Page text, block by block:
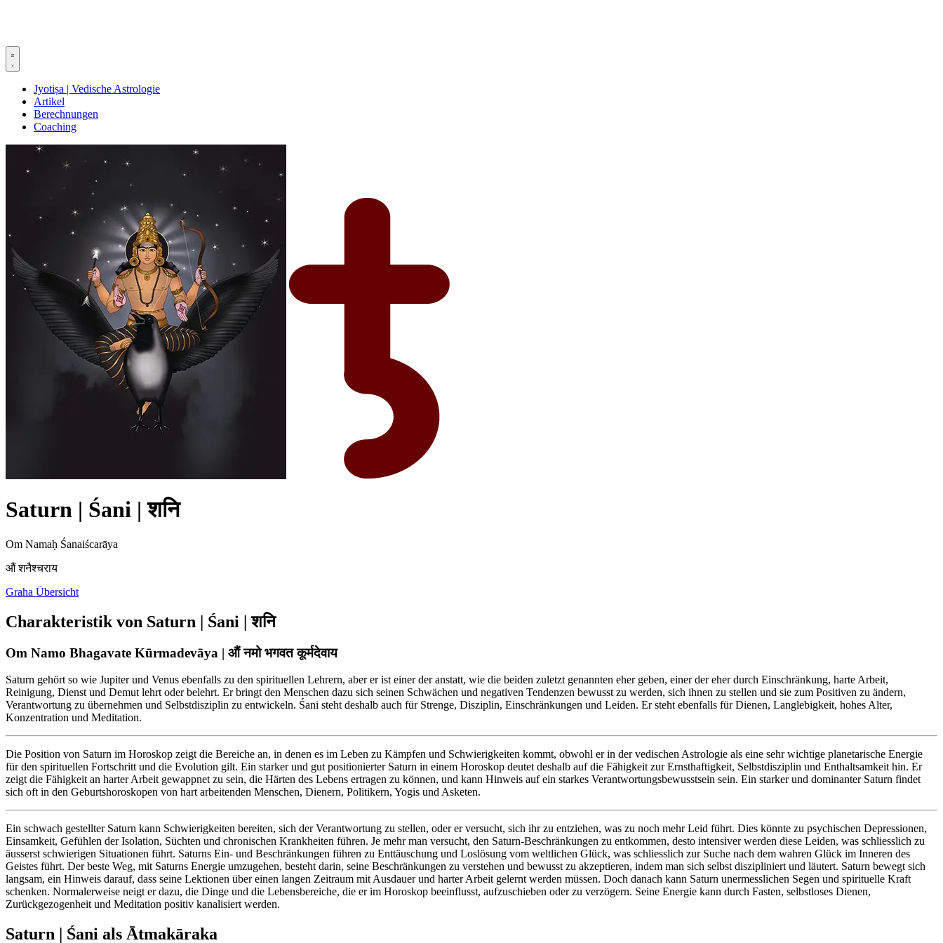
Jyotiṣa | Vedische Astrologie
Artikel
Berechnungen
Coaching
Saturn | Śani | शनि
Om Namaḥ Śanaiścarāya
औं शनैश्चराय
Graha Übersicht
Charakteristik von Saturn | Śani | शनि
Om Namo Bhagavate Kūrmadevāya | औं नमो भगवत कूर्मदेवाय
Saturn gehört so wie Jupiter und Venus ebenfalls zu den spirituellen Lehrern, aber er ist einer der anstatt, wie die beiden zuletzt genannten eher geben, einer der eher durch Einschränkung, harte Arbeit,
Reinigung, Dienst und Demut lehrt oder belehrt. Er bringt den Menschen dazu sich seinen Schwächen und negativen Tendenzen bewusst zu werden, sich ihnen zu stellen und sie zum Positiven zu ändern,
Verantwortung zu übernehmen und Selbstdisziplin zu entwickeln. Śani steht deshalb auch für Strenge, Disziplin, Einschränkungen und Leiden. Er steht ebenfalls für Dienen, Langlebigkeit, hohes Alter,
Konzentration und Meditation.
Die Position von Saturn im Horoskop zeigt die Bereiche an, in denen es im Leben zu Kämpfen und Schwierigkeiten kommt, obwohl er in der vedischen Astrologie als eine sehr wichtige planetarische Energie
für den spirituellen Fortschritt und die Evolution gilt. Ein starker und gut positionierter Saturn in einem Horoskop deutet deshalb auf die Fähigkeit zur Ernsthaftigkeit, Selbstdisziplin und Enthaltsamkeit hin. Er
zeigt die Fähigkeit an harter Arbeit gewappnet zu sein, die Härten des Lebens ertragen zu können, und kann Hinweis auf ein starkes Verantwortungsbewusstsein sein. Ein starker und dominanter Saturn findet
sich oft in den Geburtshoroskopen von hart arbeitenden Menschen, Dienern, Politikern, Yogis und Asketen.
Ein schwach gestellter Saturn kann Schwierigkeiten bereiten, sich der Verantwortung zu stellen, oder er versucht, sich ihr zu entziehen, was zu noch mehr Leid führt. Dies könnte zu psychischen Depressionen,
Einsamkeit, Gefühlen der Isolation, Süchten und chronischen Krankheiten führen. Je mehr man versucht, den Saturn-Beschränkungen zu entkommen, desto intensiver werden diese Leiden, was schliesslich zu
äusserst schwierigen Situationen führt. Saturns Ein- und Beschränkungen führen zu Enttäuschung und Loslösung vom weltlichen Glück, was schliesslich zur Suche nach dem wahren Glück im Inneren des
Geistes führt. Der beste Weg, mit Saturns Energie umzugehen, besteht darin, seine Beschränkungen zu verstehen und bewusst zu akzeptieren, indem man sich selbst diszipliniert und läutert. Saturn bewegt sich
langsam, ein Hinweis darauf, dass seine Lektionen über einen langen Zeitraum mit Ausdauer und harter Arbeit gelernt werden müssen. Doch danach kann Saturn unermesslichen Segen und spirituelle Kraft
schenken. Normalerweise neigt er dazu, die Dinge und die Lebensbereiche, die er im Horoskop beeinflusst, aufzuschieben oder zu verzögern. Seine Energie kann durch Fasten, selbstloses Dienen,
Zurückgezogenheit und Meditation positiv kanalisiert werden.
Saturn | Śani als Ātmakāraka